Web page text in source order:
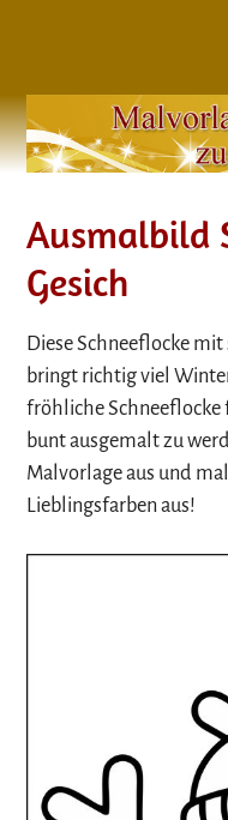
Ausmalbild
Gesich
Diese Schneeflocke
bringt richtig viel
fröhliche Schneeflocke
bunt ausgemalt zu
Malvorlage aus und
Lieblingsfarben aus!